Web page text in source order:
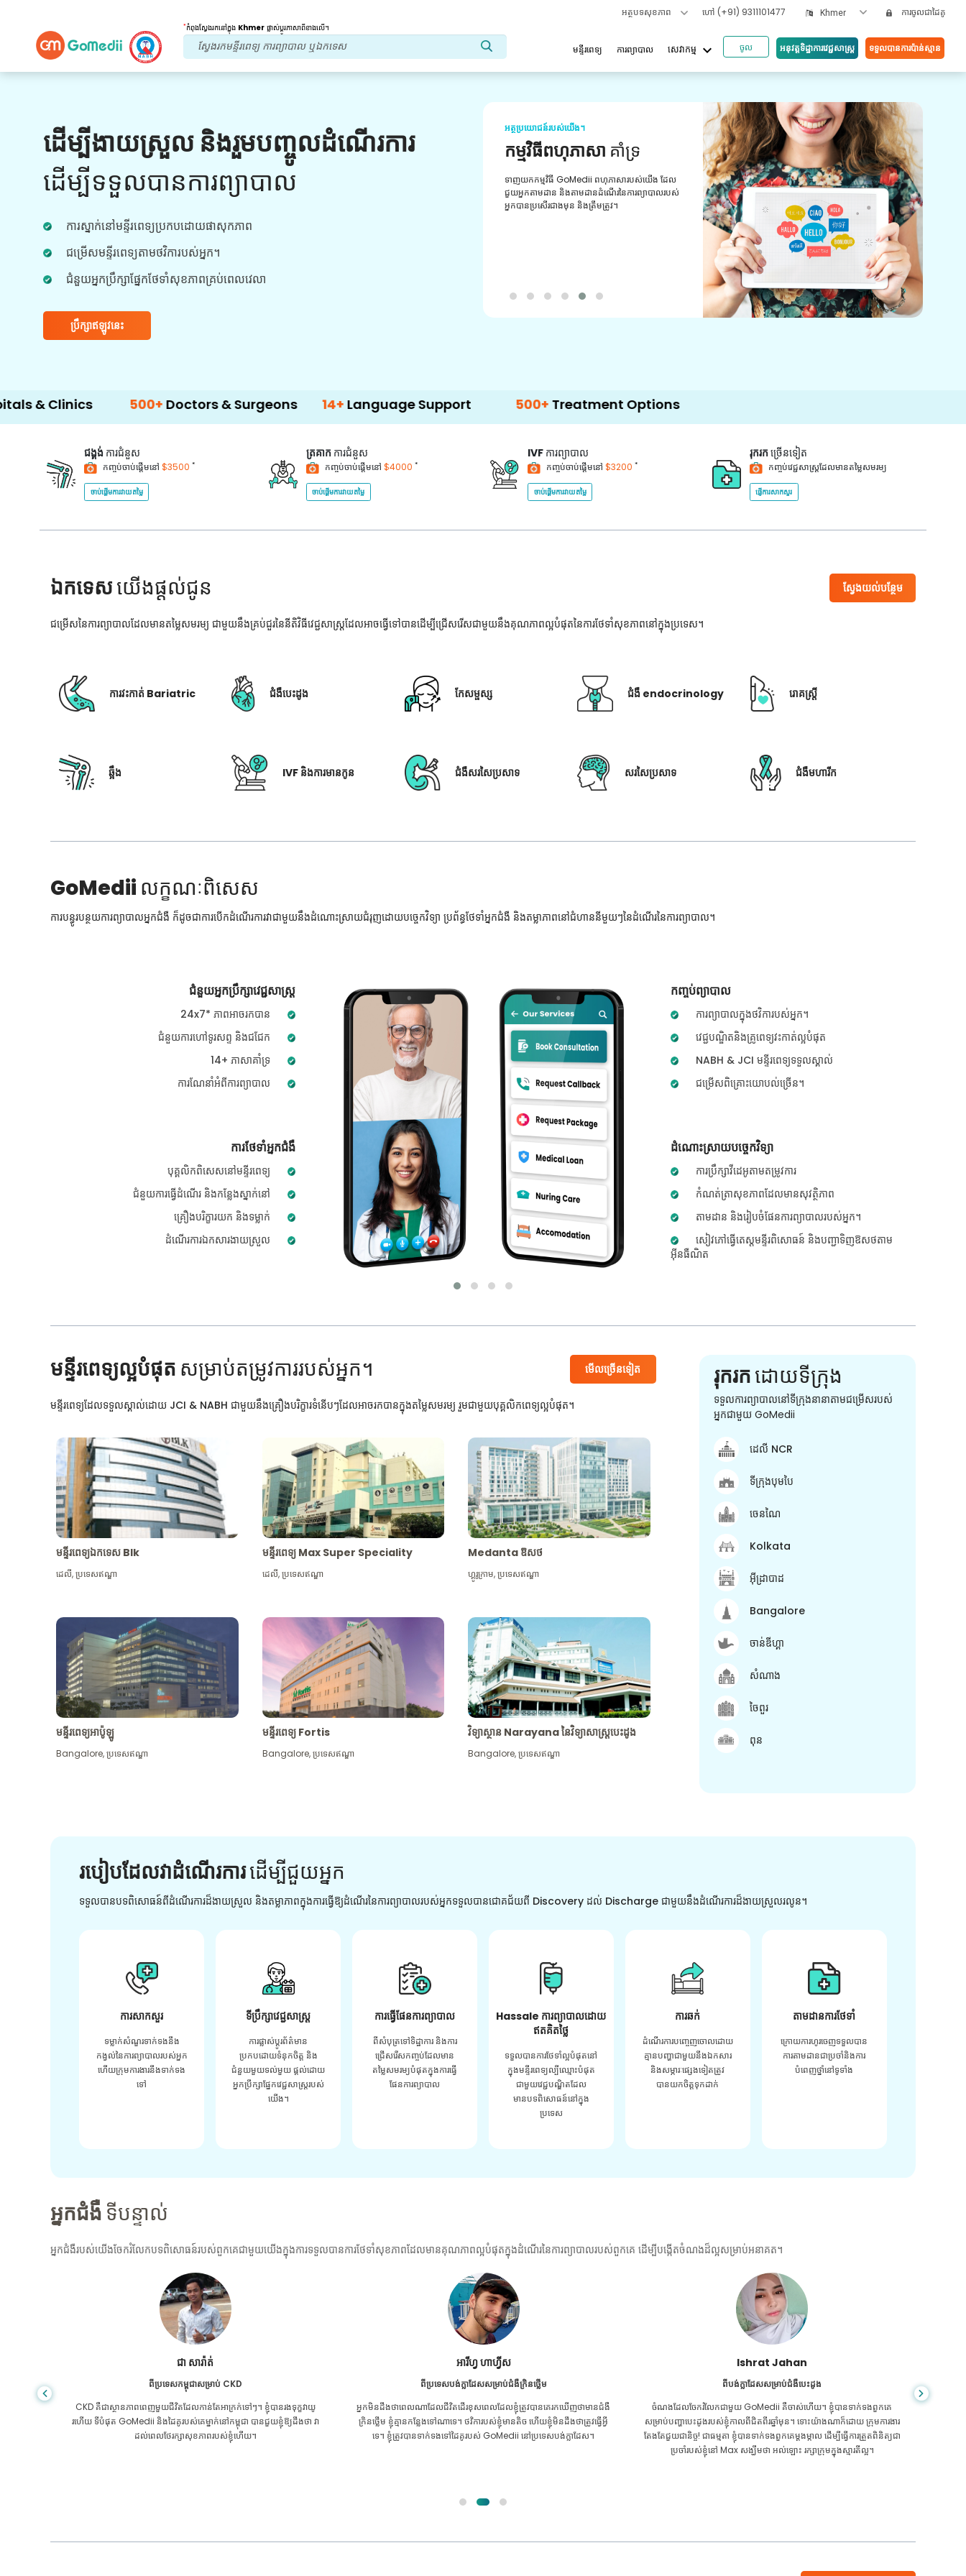
អត្ថបទសុខភាព ហៅ (+91) 9311101477 Khmer ការចូលជាដៃគូ
*កំពុងស្វែងរកនៅក្នុង Khmer ផ្លាស់ប្តូរភាសាពីខាងលើ។
មន្ទីរពេទ្យ ការព្យាបាល សេវាកម្ម keyboard_arrow_down ចូល អនុវត្តទិដ្ឋាការវេជ្ជសាស្រ្ត ទទួលបានការប៉ាន់ស្មាន
ដើម្បីងាយស្រួល និងរួមបញ្ចូលដំណើរការ
ដើម្បីទទួលបានការព្យាបាល
ការស្នាក់នៅមន្ទីរពេទ្យប្រកបដោយផាសុកភាព
ជម្រើសមន្ទីរពេទ្យតាមថវិការបស់អ្នក។
ជំនួយអ្នកប្រឹក្សាផ្នែកថែទាំសុខភាពគ្រប់ពេលវេលា
ប្រឹក្សាឥឡូវនេះ
អត្ថប្រយោជន៍របស់យើង។
កម្មវិធីពហុភាសាគាំទ្រ
ទាញយកកម្មវិធី GoMedii ពហុភាសារបស់យើង ដែល
ជួយអ្នកតាមដាន និងតាមដានដំណើរនៃការព្យាបាលរបស់
អត្ថប្រយោជន៍របស់យើង។
ឱសថទៀងទាត់ការបំពេញ
ឱសថដែលបានផ្ទៀងផ្ទាត់ឱសថសម្រាប់ការបំពេញតាម
វេជ្ជបញ្ជារបស់អ្នក។ ទទួល​បាន​ព័ត៌មាន​ថ្មីៗ​ជា​ប្រចាំ​អំពី​ការ​
បំពេញ​និង​ការ​បញ្ជា​ទិញ​ដ៏​ងាយ​ស្រួល​តាម​រយៈ​កម្មវិធី​របស់​
500+ Doctors & Surgeons 14+Language Support 500+ Treatment Options
ជង្គង់ ការជំនួស
កញ្ចប់ចាប់ផ្តើមនៅ $3500 *
ចាប់ផ្តើមការវាយតម្លៃ
ត្រគាក ការជំនួស
កញ្ចប់ចាប់ផ្តើមនៅ $4000 *
ចាប់ផ្តើមការវាយតម្លៃ
IVF ការព្យាបាល
កញ្ចប់ចាប់ផ្តើមនៅ $3200 *
ចាប់ផ្តើមការវាយតម្លៃ
រុករក ច្រើនទៀត
កញ្ចប់វេជ្ជសាស្ត្រដែលមានតម្លៃសមរម្យ
ផ្ញើការសាកសួរ
ឯកទេសយើងផ្តល់ជូន ស្វែងយល់បន្ថែម
ជម្រើសនៃការព្យាបាលដែលមានតម្លៃសមរម្យ ជាមួយនឹងគ្រប់ជួរនៃនីតិវិធីវេជ្ជសាស្រ្តដែលអាចធ្វើទៅបានដើម្បីជ្រើសរើសជាមួយនឹងគុណភាពល្អបំផុតនៃការថែទាំសុខភាពនៅក្នុងប្រទេស។
ការវះកាត់ Bariatric ជំងឺបេះដូង កែសម្ផស្ស ជំងឺ endocrinology រោគស្ត្រី
ឆ្អឹង IVF និងការមានកូន ជំងឺសរសៃប្រសាទ សរសៃប្រសាទ ជំងឺមហារីក
GoMedii លក្ខណៈពិសេស
ការបន្ធូរបន្ថយការព្យាបាលអ្នកជំងឺ ក៏ដូចជាការបើកដំណើរការវាជាមួយនឹងដំណោះស្រាយជំរុញដោយបច្ចេកវិទ្យា ប្រព័ន្ធថែទាំអ្នកជំងឺ និងតម្លាភាពនៅជំហាននីមួយៗនៃដំណើរនៃការព្យាបាល។
ជំនួយអ្នកប្រឹក្សាវេជ្ជសាស្ត្រ
24x7* ភាពអាចរកបាន
ជំនួយការហៅទូរសព្ទ និងជជែក
14+ ភាសាគាំទ្រ
ការណែនាំអំពីការព្យាបាល
ការថែទាំអ្នកជំងឺ
បុគ្គលិកពិសេសនៅមន្ទីរពេទ្យ
ជំនួយការធ្វើដំណើរ និងកន្លែងស្នាក់នៅ
គ្រឿងបរិក្ខារយក និងទម្លាក់
ដំណើរការឯកសារងាយស្រួល
កញ្ចប់ព្យាបាល
ការព្យាបាលក្នុងថវិការបស់អ្នក។
វេជ្ជបណ្ឌិតនិងគ្រូពេទ្យវះកាត់ល្អបំផុត
NABH & JCI មន្ទីរពេទ្យទទួលស្គាល់
ជម្រើសពិគ្រោះយោបល់ច្រើន។
ដំណោះស្រាយបច្ចេកវិទ្យា
ការប្រឹក្សាវីដេអូតាមតម្រូវការ
កំណត់ត្រាសុខភាពដែលមានសុវត្ថិភាព
តាមដាន និងរៀបចំផែនការព្យាបាលរបស់អ្នក។
សៀវភៅធ្វើតេស្តមន្ទីរពិសោធន៍ និងបញ្ជាទិញឱសថតាម
អ៊ីនធឺណិត
មន្ទីរពេទ្យល្អបំផុត សម្រាប់តម្រូវការរបស់អ្នក។ មើល​ច្រើន​ទៀត
មន្ទីរពេទ្យដែលទទួលស្គាល់ដោយ JCI & NABH ជាមួយនឹងគ្រឿងបរិក្ខារទំនើបៗដែលអាចរកបានក្នុងតម្លៃសមរម្យ រួមជាមួយបុគ្គលិកពេទ្យល្អបំផុត។
មន្ទីរពេទ្យឯកទេស Blk
ដេលី,ប្រទេសឥណ្ឌា
មន្ទីរពេទ្យ Max Super Speciality
ដេលី,ប្រទេសឥណ្ឌា
Medanta ឱសថ
ហ្គូរូក្រាម,ប្រទេសឥណ្ឌា
មន្ទីរពេទ្យអាប៉ូឡូ
Bangalore,ប្រទេសឥណ្ឌា
មន្ទីរពេទ្យ Fortis
Bangalore,ប្រទេសឥណ្ឌា
វិទ្យាស្ថាន Narayana នៃវិទ្យាសាស្រ្តបេះដូង
Bangalore,ប្រទេសឥណ្ឌា
រុករកដោយទីក្រុង
ទទួលការព្យាបាលនៅទីក្រុងនានាតាមជម្រើសរបស់
អ្នកជាមួយ GoMedii
ដេលី NCR
ទីក្រុងបុមបៃ
ចេនណៃ
Kolkata
អ៊ីដ្រាបាដ
Bangalore
ចាន់ឌីហ្គា
សំណាង
ចៃពួរ
ពុន
របៀបដែលវាដំណើរការដើម្បី​ជួយ​អ្នក
ទទួលបានបទពិសោធន៍ពីដំណើរការដ៏ងាយស្រួល និងតម្លាភាពក្នុងការធ្វើឱ្យដំណើរនៃការព្យាបាលរបស់អ្នកទទួលបានជោគជ័យពី Discovery ដល់ Discharge ជាមួយនឹងដំណើរការដ៏ងាយស្រួលរលូន។
ការសាកសួរ
ទម្លាក់សំណួរទាក់ទងនឹង
កង្វល់នៃការព្យាបាលរបស់អ្នក
ហើយក្រុមការងារនឹងទាក់ទង
ទៅ
ទីប្រឹក្សាវេជ្ជសាស្ត្រ
ការផ្លាស់ប្តូរព័ត៌មាន
ប្រកបដោយទំនុកចិត្ត និង
ជំនួយមួយទល់មួយ ផ្តល់ដោយ
អ្នកប្រឹក្សាផ្នែកវេជ្ជសាស្រ្តរបស់
យើង។
ការធ្វើផែនការព្យាបាល
ពីសំបុត្រទៅទិដ្ឋាការ និងការ
ជ្រើសរើសកញ្ចប់ដែលមាន
តម្លៃសមរម្យបំផុតក្នុងការធ្វើ
ផែនការព្យាបាល
Hassale ការព្យាបាលដោយ
ឥតគិតថ្លៃ
ទទួលបានការថែទាំល្អបំផុតនៅ
ក្នុងមន្ទីរពេទ្យល្បីឈ្មោះបំផុត
ជាមួយវេជ្ជបណ្ឌិតដែល
មានបទពិសោធន៍នៅក្នុង
ប្រទេស
ការឆក់
ដំណើរការបញ្ចេញចោលដោយ
គ្មានបញ្ហាជាមួយនឹងឯកសារ
និងសម្ភារៈផ្សេងទៀតត្រូវ
បានយកចិត្តទុកដាក់
តាមដានការថែទាំ
ក្រោយ​ការ​ហូរ​ចេញ​ទទួល​បាន​
ការ​តាមដាន​ជា​ប្រចាំ​និង​ការ​
បំពេញ​ថ្នាំ​នៅ​ទូទាំង​
អ្នកជំងឺ ទីបន្ទាល់
អ្នកជំងឺរបស់យើងចែករំលែកបទពិសោធន៍របស់ពួកគេជាមួយយើងក្នុងការទទួលបានការថែទាំសុខភាពដែលមានគុណភាពល្អបំផុតក្នុងដំណើរនៃការព្យាបាលរបស់ពួកគេ ដើម្បីបង្កើតចំណងដ៏ល្អសម្រាប់អនាគត។
ជា សារ៉ាត់
ពីប្រទេសកម្ពុជាសម្រាប់ CKD
CKD គឺ​ជា​ស្ថានភាព​ពេញ​មួយ​ជីវិត​ដែល​កាន់តែ​អាក្រក់​ទៅៗ។ ខ្ញុំបានរងទុក្ខវាយូ
រហើយ ទីបំផុត GoMedii និងដៃគូរបស់គេម្នាក់នៅកម្ពុជា បានជួយខ្ញុំឱ្យដឹងថា វា
ដល់ពេលថែរក្សាសុខភាពរបស់ខ្ញុំហើយ។
អារីហ្វ ហាហ្វីស
ពីប្រទេសបង់ក្លាដែសសម្រាប់ជំងឺក្រិនថ្លើម
អ្នក​មិន​ដឹង​ថា​ពេល​ណា​ដែល​ជីវិត​ដើរ​ខុស​ពេល​ដែល​ខ្ញុំ​ត្រូវ​បាន​គេ​រក​ឃើញ​ថា​មាន​ជំងឺ​
ក្រិន​ថ្លើម ខ្ញុំ​គ្មាន​កន្លែង​ទៅ​ណា​ទេ។ ថវិការបស់ខ្ញុំមានតិច ហើយខ្ញុំមិនដឹងថាត្រូវធ្វើអ្វី
ទេ។ ខ្ញុំត្រូវបានទាក់ទងទៅដៃគូរបស់ GoMedii នៅប្រទេសបង់ក្លាដែស។
Ishrat Jahan
ពីបង់ក្លាដែសសម្រាប់ជំងឺបេះដូង
ចំណងដែលចែករំលែកជាមួយ GoMedii គឺចាស់ហើយ។ ខ្ញុំបានទាក់ទងពួកគេ
សម្រាប់បញ្ហាបេះដូងរបស់ខ្ញុំកាលពីជិតពីរឆ្នាំមុន។ ទោះយ៉ាងណាក៏ដោយ ក្រុមការងារ
តែងតែជួយជានិច្ច! ជាធម្មតា ខ្ញុំបានទាក់ទងពួកគេម្តងម្កាល ដើម្បីធ្វើការត្រួតពិនិត្យជា
ប្រចាំរបស់ខ្ញុំនៅ Max សង្ឃឹមថា អល់ឡោះ រក្សាក្រុមក្នុងស្មារតីល្អ។